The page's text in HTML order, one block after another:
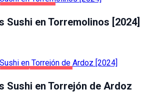
Sushi en Torremolinos [2024]
Sushi en Torrejón de Ardoz